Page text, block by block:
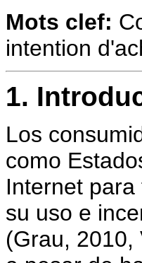
Mots clef:
intention
1.
Los
como
Internet
su uso e
(Grau, 2010,